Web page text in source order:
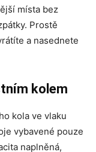
místa bez
Prostě
a nasednete
kolem
kola ve vlaku
vybavené pouze
naplněná,